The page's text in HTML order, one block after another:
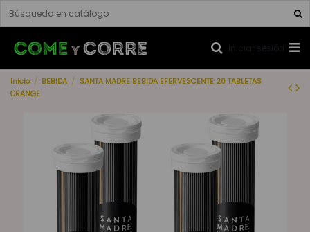
Iniciar sesión
Inicio BEBIDA
SANTA MADRE BEBIDA EFERVESCENTE 20 TABLETAS
ORANGE